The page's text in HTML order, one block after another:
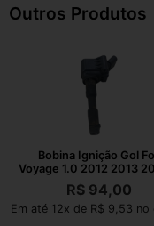
Outros Produtos
Bobina Ignição Gol
Voyage 1.0 2012 2013
2016
R$ 94,00
Em até 12x de R$ 9,53 no